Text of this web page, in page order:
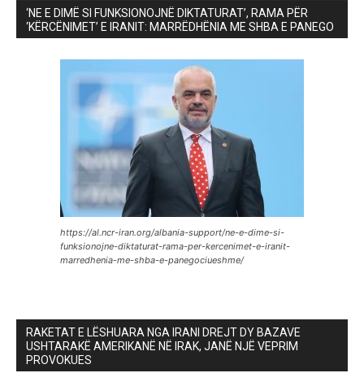
‘NE E DIMË SI FUNKSIONOJNË DIKTATURAT’, RAMA PËR
‘KËRCËNIMET’ E IRANIT: MARRËDHËNIA ME SHBA E PANEGO
https://al.ncr-iran.org/albania-support/ne-e-dime-si-
funksionojne-diktaturat-rama-per-kercenimet-e-iranit-
marredhenia-me-shba-e-panegociueshme/
RAKETAT E LËSHUARA NGA IRANI DREJT DY BAZAVE
USHTARAKË AMERIKANË NË IRAK, JANË NJË VEPRIM
PROVOKUES